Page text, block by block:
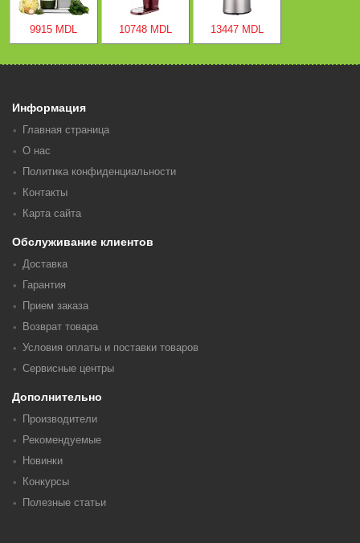
9915 MDL 10748 MDL 13447 MDL
Информация
Главная страница
О нас
Политика конфиденциальности
Контакты
Карта сайта
Обслуживание клиентов
Доставка
Гарантия
Прием заказа
Возврат товара
Условия оплаты и поставки товаров
Сервисные центры
Дополнительно
Производители
Рекомендуемые
Новинки
Конкурсы
Полезные статьи